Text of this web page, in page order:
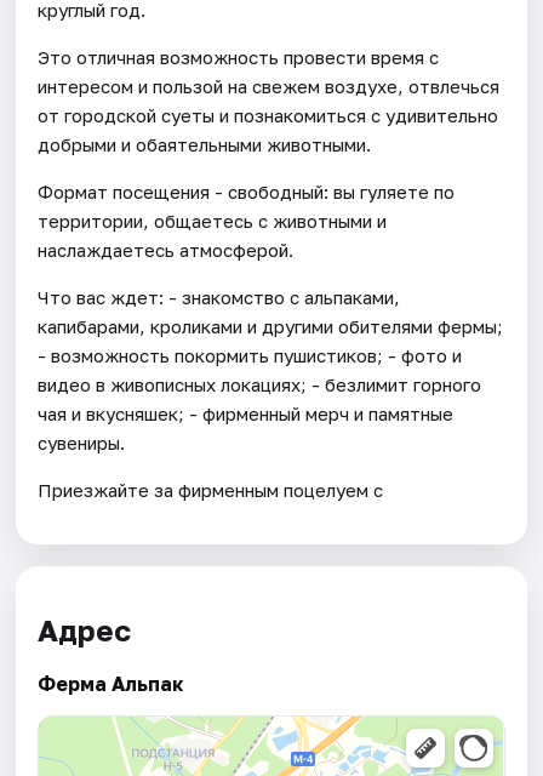
круглый год.
Это отличная возможность провести время с
интересом и пользой на свежем воздухе, отвлечься
от городской суеты и познакомиться с удивительно
добрыми и обаятельными животными.
Формат посещения - свободный: вы гуляете по
территории, общаетесь с животными и
наслаждаетесь атмосферой.
Что вас ждет: - знакомство с альпаками,
капибарами, кроликами и другими обителями фермы;
- возможность покормить пушистиков; - фото и
видео в живописных локациях; - безлимит горного
чая и вкусняшек; - фирменный мерч и памятные
сувениры.
Приезжайте за фирменным поцелуем с
Адрес
Ферма Альпак